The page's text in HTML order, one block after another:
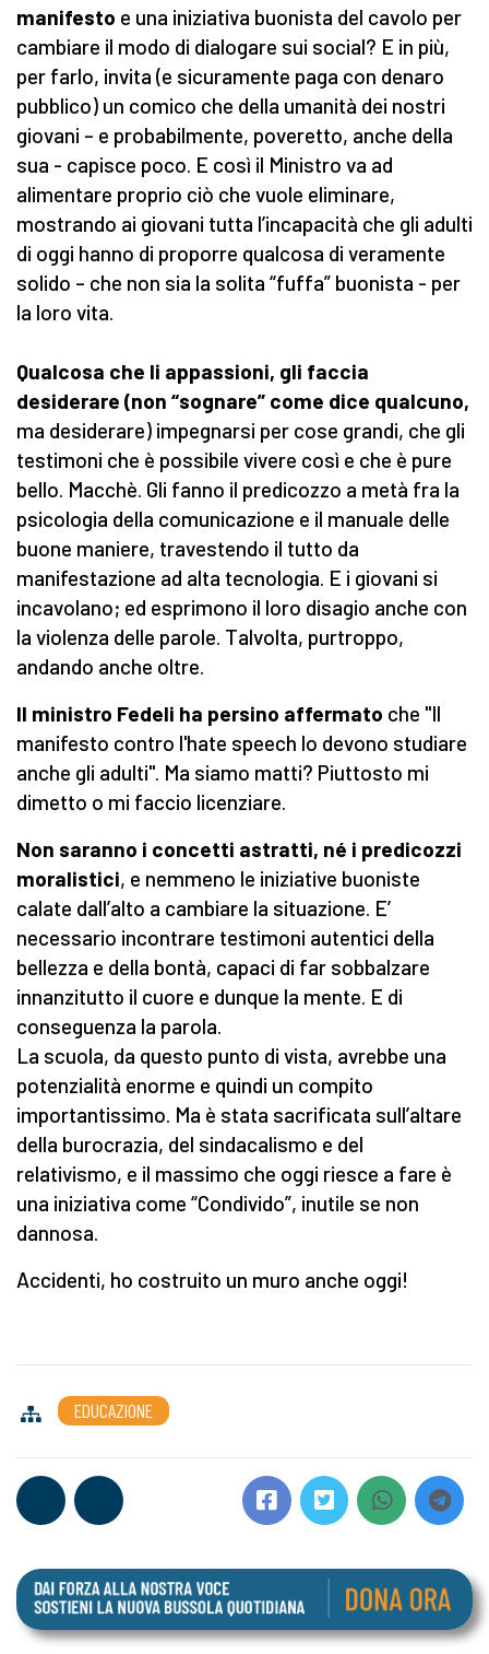
manifesto e una iniziativa buonista del cavolo per
cambiare il modo di dialogare sui social? E in più,
per farlo, invita (e sicuramente paga con denaro
pubblico) un comico che della umanità dei nostri
giovani – e probabilmente, poveretto, anche della
sua - capisce poco. E così il Ministro va ad
alimentare proprio ciò che vuole eliminare,
mostrando ai giovani tutta l’incapacità che gli adulti
di oggi hanno di proporre qualcosa di veramente
solido – che non sia la solita “fuffa” buonista - per
la loro vita.
Qualcosa che li appassioni, gli faccia
desiderare (non “sognare” come dice qualcuno,
ma desiderare) impegnarsi per cose grandi, che gli
testimoni che è possibile vivere così e che è pure
bello. Macchè. Gli fanno il predicozzo a metà fra la
psicologia della comunicazione e il manuale delle
buone maniere, travestendo il tutto da
manifestazione ad alta tecnologia. E i giovani si
incavolano; ed esprimono il loro disagio anche con
la violenza delle parole. Talvolta, purtroppo,
andando anche oltre.
Il ministro Fedeli ha persino affermato che ''Il
manifesto contro l'hate speech lo devono studiare
anche gli adulti''. Ma siamo matti? Piuttosto mi
dimetto o mi faccio licenziare.
Non saranno i concetti astratti, né i predicozzi
moralistici, e nemmeno le iniziative buoniste
calate dall’alto a cambiare la situazione. E’
necessario incontrare testimoni autentici della
bellezza e della bontà, capaci di far sobbalzare
innanzitutto il cuore e dunque la mente. E di
conseguenza la parola.
La scuola, da questo punto di vista, avrebbe una
potenzialità enorme e quindi un compito
importantissimo. Ma è stata sacrificata sull’altare
della burocrazia, del sindacalismo e del
relativismo, e il massimo che oggi riesce a fare è
una iniziativa come “Condivido”, inutile se non
dannosa.
Accidenti, ho costruito un muro anche oggi!
EDUCAZIONE